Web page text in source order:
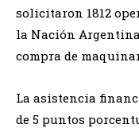
solicitaron 1812
la Nación Argentina
compra de
La asistencia
de 5 puntos